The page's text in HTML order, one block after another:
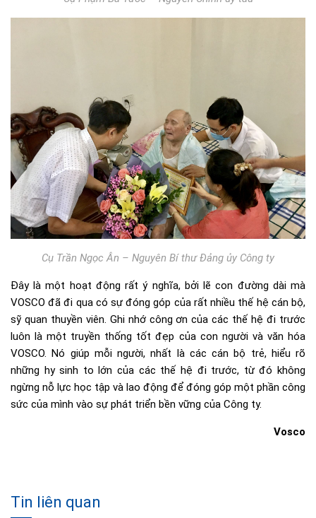
Cụ Trần Ngọc Ân – Nguyên Bí thư Đảng ủy Công ty
Đây là một hoạt động rất ý nghĩa, bởi lẽ con đường dài mà
VOSCO đã đi qua có sự đóng góp của rất nhiều thế hệ cán bộ,
sỹ quan thuyền viên. Ghi nhớ công ơn của các thế hệ đi trước
luôn là một truyền thống tốt đẹp của con người và văn hóa
VOSCO. Nó giúp mỗi người, nhất là các cán bộ trẻ, hiểu rõ
những hy sinh to lớn của các thế hệ đi trước, từ đó không
ngừng nỗ lực học tập và lao động để đóng góp một phần công
sức của mình vào sự phát triển bền vững của Công ty.
Vosco
Tin liên quan